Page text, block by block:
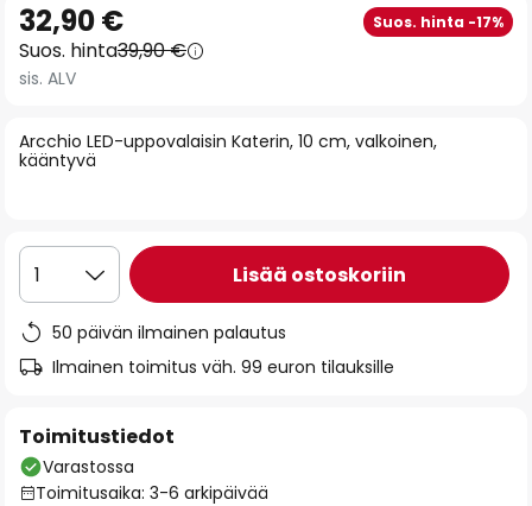
to
the
beginning
the
images
Arcchio LED-uppovalaisin Katerin, 10 cm, valkoinen,
kääntyvä
32,90 € Suos. hinta -17%
Suos. hinta39,90 €
sis. ALV
1 Lisää ostoskoriin
50 päivän ilmainen palautus
Ilmainen toimitus väh. 99 euron tilauksille
Toimitustiedot
Varastossa
Toimitusaika: 3-6 arkipäivää